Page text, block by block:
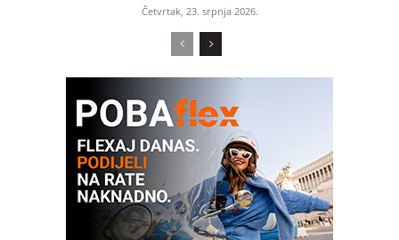
Četvrtak, 23. srpnja 2026.